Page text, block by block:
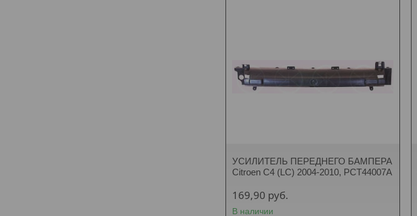
УСИЛИТЕЛЬ ПЕРЕДНЕГО БАМПЕРА
Citroen C4 (LC) 2004-2010, PCT44007A
169,90 руб.
В наличии